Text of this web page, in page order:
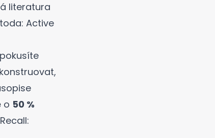
literatura
Active
o 50 %